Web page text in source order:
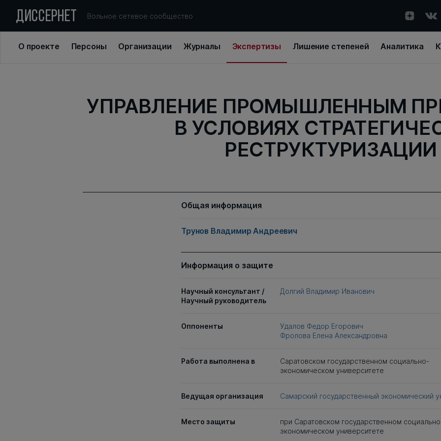
ДИССЕРНЕТ Вольное сетевое сообщество
О проекте Персоны Организации Журналы Экспертизы Лишение степеней Аналитика
УПРАВЛЕНИЕ ПРОМЫШЛЕННЫМ
В УСЛОВИЯХ
РЕСТРУКТУРИЗАЦИИ
Общая информация
Трунов Владимир Андреевич
Информация о защите
Научный консультант /
Научный руководитель
Долгий Владимир Иванович
Оппоненты
Удалов Федор Егорович
Фролова Елена Александровна
Работа выполнена в
Саратовском государственном социально-
экономическом университете
Ведущая организация Самарский государственный экономический
Место защиты
при Саратовском государственном
экономическом университете